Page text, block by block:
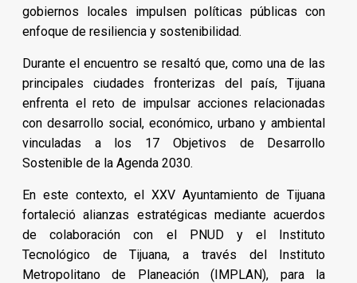
gobiernos locales impulsen políticas públicas con
enfoque de resiliencia y sostenibilidad.
Durante el encuentro se resaltó que, como una de las
principales ciudades fronterizas del país, Tijuana
enfrenta el reto de impulsar acciones relacionadas
con desarrollo social, económico, urbano y ambiental
vinculadas a los 17 Objetivos de Desarrollo
Sostenible de la Agenda 2030.
En este contexto, el XXV Ayuntamiento de Tijuana
fortaleció alianzas estratégicas mediante acuerdos
de colaboración con el PNUD y el Instituto
Tecnológico de Tijuana, a través del Instituto
Metropolitano de Planeación (IMPLAN), para la